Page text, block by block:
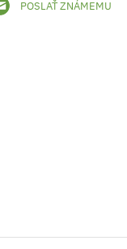
POSLAŤ ZNÁMEMU